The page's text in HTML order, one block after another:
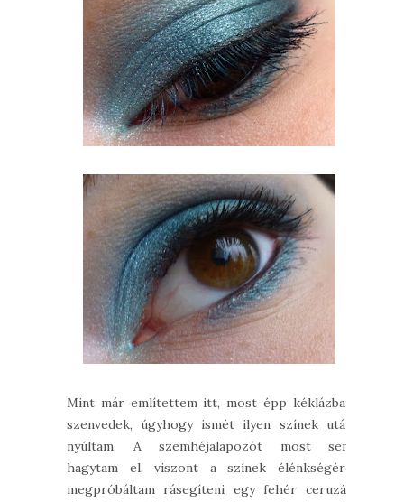
Mint már említettem itt, most épp kéklázban
szenvedek, úgyhogy ismét ilyen színek után
nyúltam. A szemhéjalapozót most sem
hagytam el, viszont a színek élénkségére
megpróbáltam rásegíteni egy fehér ceruzás